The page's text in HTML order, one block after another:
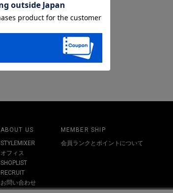
ABOUT US
STYLEMIXER
オフィス
SHOPLIST
RECRUIT
お問い合わせ
MEMBER SHIP
会員ランクとポイントについて